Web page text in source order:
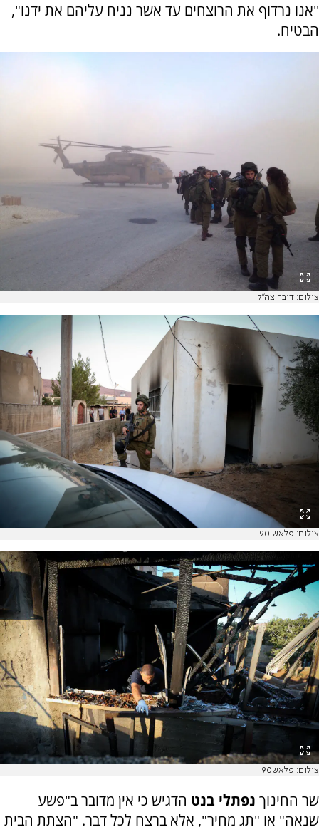
''אנו נרדוף את הרוצחים עד אשר נניח עליהם את ידנו",
הבטיח.
צילום: דובר צה''ל
צילום: פלאש 90
צילום: פלאש90
שר החינוך נפתלי בנט הדגיש כי אין מדובר ב"פשע
שנאה" או "תג מחיר", אלא ברצח לכל דבר. "הצתת הבית